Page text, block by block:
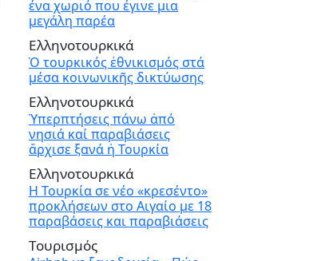
ένα χωριό που έγινε μια
μεγάλη παρέα
Ελληνοτουρκικά
Ὁ τουρκικός ἐθνικισμός στά
μέσα κοινωνικῆς δικτύωσης
Ελληνοτουρκικά
Ὑπερπτήσεις πάνω ἀπό
νησιά καί παραβιάσεις
ἄρχισε ξανά ἡ Τουρκία
Ελληνοτουρκικά
Η Τουρκία σε νέο «κρεσέντο»
προκλήσεων στο Αιγαίο με 18
παραβάσεις και παραβιάσεις
Τουρισμός